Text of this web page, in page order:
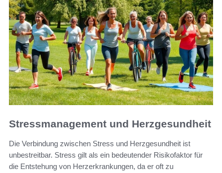
Stressmanagement und Herzgesundheit
Die Verbindung zwischen Stress und Herzgesundheit ist
unbestreitbar. Stress gilt als ein bedeutender Risikofaktor für
die Entstehung von Herzerkrankungen, da er oft zu